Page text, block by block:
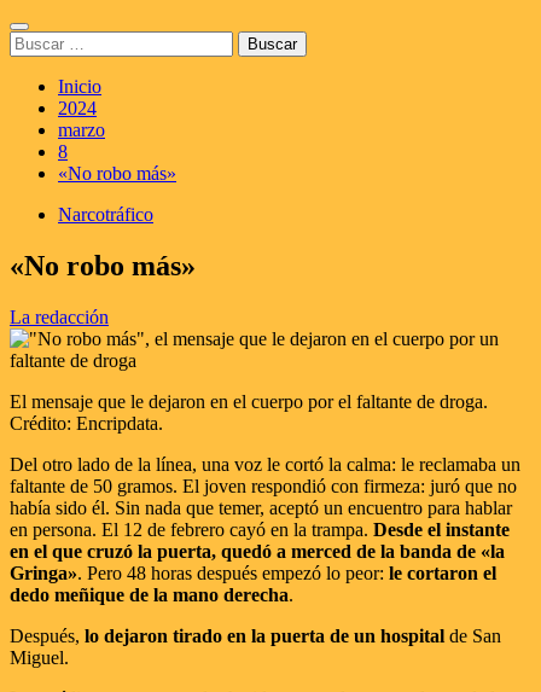
Saltar
al
contenido
Menú
principal
Buscar:
Inicio
2024
marzo
8
«No robo más»
Narcotráfico
«No robo más»
La redacción
El mensaje que le dejaron en el cuerpo por el faltante de droga.
Crédito: Encripdata.
Del otro lado de la línea, una voz le cortó la calma: le reclamaba un
faltante de 50 gramos. El joven respondió con firmeza: juró que no
había sido él. Sin nada que temer, aceptó un encuentro para hablar
en persona. El 12 de febrero cayó en la trampa. Desde el instante
en el que cruzó la puerta, quedó a merced de la banda de «la
Gringa». Pero 48 horas después empezó lo peor: le cortaron el
dedo meñique de la mano derecha.
Después, lo dejaron tirado en la puerta de un hospital de San
Miguel.